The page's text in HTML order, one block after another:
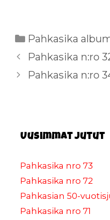
Kategoriat
Pahkasika
Pahkasika n:ro
Pahkasika n:ro
Uusimmat jutut
Pahkasika nro 73
Pahkasika nro 72
Pahkasian 50-
Pahkasika nro 71